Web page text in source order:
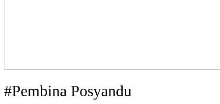
#Pembina Posyandu